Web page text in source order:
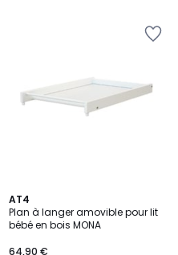
AT4
Plan à langer amovible pour lit
bébé en bois MONA
64,90 €
2
Couleurs